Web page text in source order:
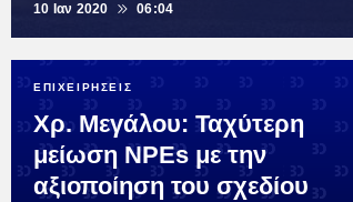
10 Ιαν 2020 06:04
ΕΠΙΧΕΙΡΗΣΕΙΣ
Χρ. Μεγάλου: Ταχύτερη
μείωση NPEs με την
αξιοποίηση του σχεδίου